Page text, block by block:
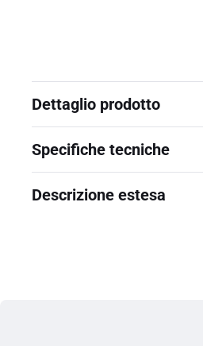
Dettaglio prodotto
Specifiche tecniche
Descrizione estesa